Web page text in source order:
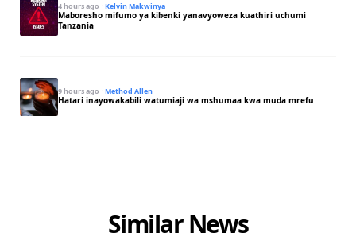
4 hours ago · Kelvin Makwinya
Maboresho mifumo ya kibenki yanavyoweza kuathiri uchumi
Tanzania
9 hours ago · Method Allen
Hatari inayowakabili watumiaji wa mshumaa kwa muda mrefu
Similar News